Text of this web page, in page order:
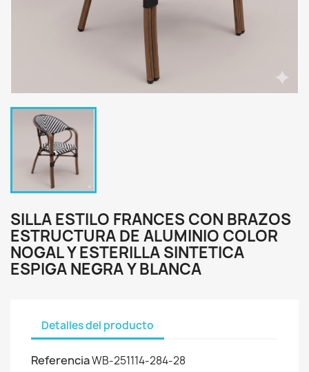
SILLA ESTILO FRANCES CON BRAZOS
ESTRUCTURA DE ALUMINIO COLOR
NOGAL Y ESTERILLA SINTETICA
ESPIGA NEGRA Y BLANCA
Detalles del producto
ReferenciaWB-251114-284-28